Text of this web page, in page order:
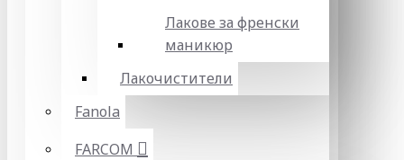
Лакове за френски
маникюр
Лакочистители
Fanola
FARCOM